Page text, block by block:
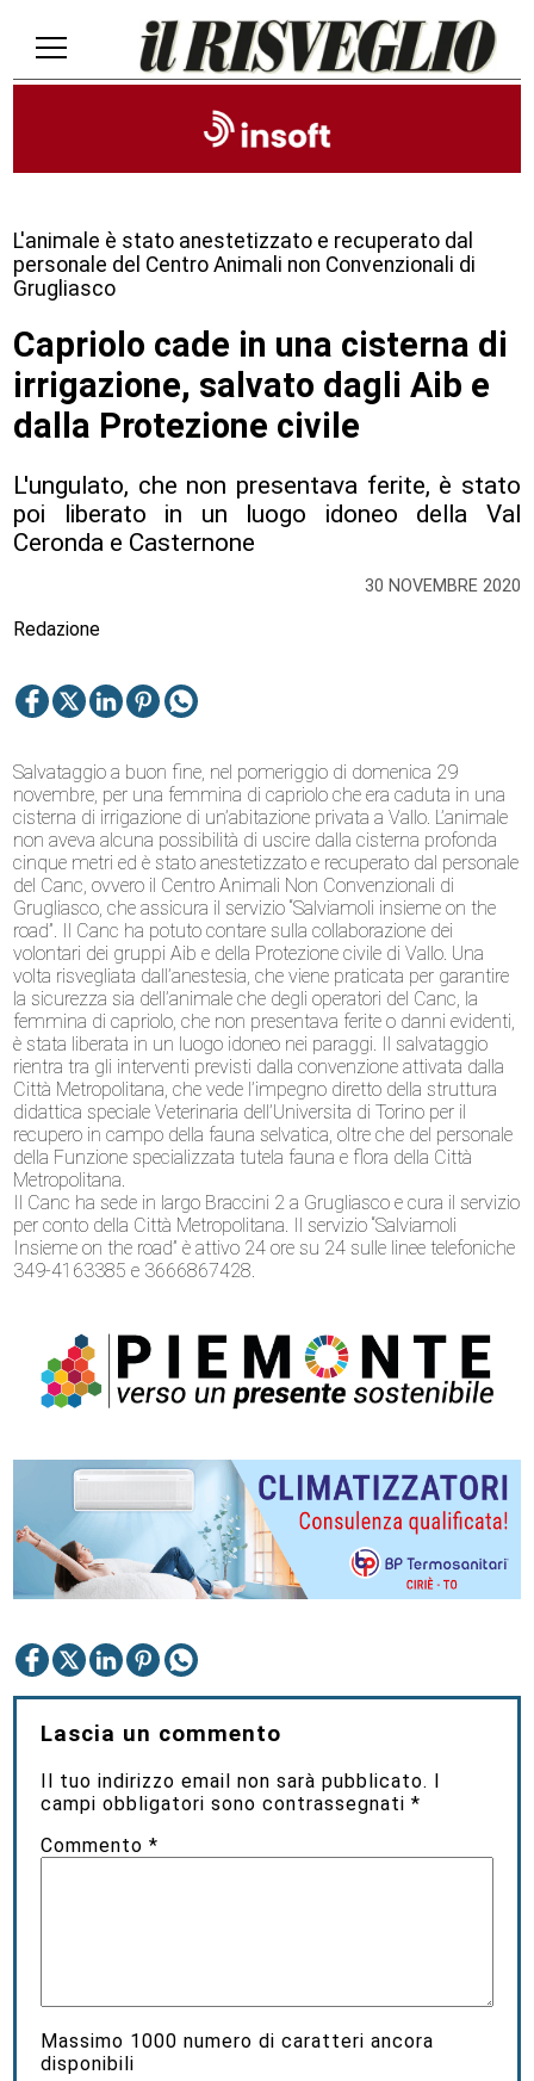
30 NOVEMBRE 2020
L'animale è stato anestetizzato e recuperato dal
personale del Centro Animali non Convenzionali di
Grugliasco
Capriolo cade in una cisterna di
irrigazione, salvato dagli Aib e
dalla Protezione civile
L'ungulato, che non presentava ferite, è stato
poi liberato in un luogo idoneo della Val
Ceronda e Casternone
Redazione
Salvataggio a buon fine, nel pomeriggio di domenica 29
novembre, per una femmina di capriolo che era caduta in una
cisterna di irrigazione di un’abitazione privata a Vallo. L’animale
non aveva alcuna possibilità di uscire dalla cisterna profonda
cinque metri ed è stato anestetizzato e recuperato dal personale
del Canc, ovvero il Centro Animali Non Convenzionali di
Grugliasco, che assicura il servizio “Salviamoli insieme on the
road”. Il Canc ha potuto contare sulla collaborazione dei
volontari dei gruppi Aib e della Protezione civile di Vallo. Una
volta risvegliata dall’anestesia, che viene praticata per garantire
la sicurezza sia dell’animale che degli operatori del Canc, la
femmina di capriolo, che non presentava ferite o danni evidenti,
è stata liberata in un luogo idoneo nei paraggi. Il salvataggio
rientra tra gli interventi previsti dalla convenzione attivata dalla
Città Metropolitana, che vede l’impegno diretto della struttura
didattica speciale Veterinaria dell’Universitа di Torino per il
recupero in campo della fauna selvatica, oltre che del personale
della Funzione specializzata tutela fauna e flora della Città
Metropolitana.
Il Canc ha sede in largo Braccini 2 a Grugliasco e cura il servizio
per conto della Città Metropolitana. Il servizio “Salviamoli
Insieme on the road” è attivo 24 ore su 24 sulle linee telefoniche
349-4163385 e 3666867428.
Lascia un commento
Il tuo indirizzo email non sarà pubblicato. I
campi obbligatori sono contrassegnati*
Commento*
Massimo 1000 numero di caratteri ancora
disponibili